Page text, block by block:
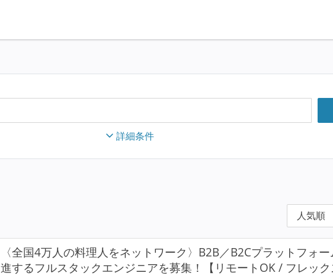
詳細条件
〈全国4万人の料理人をネットワーク〉B2B／B2Cプラットフォ
進するフルスタックエンジニアを募集！【リモートOK / フレック